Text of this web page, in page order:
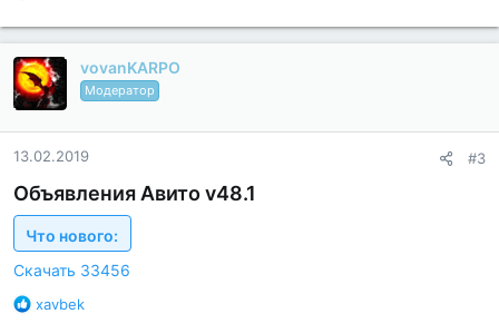
а
г
о
д
а
р
н
с
и
:
vovanKARPO
Модератор
13.02.2019 #3
Объявления Авито v48.1
Что нового:
Скачать 33456
Б
xavbek